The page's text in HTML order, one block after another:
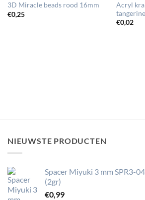
3D Miracle beads rood 16mm
€0,25
Acryl
tangerine
€0,02
NIEUWSTE PRODUCTEN
Spacer Miyuki 3 mm SPR3-
(2gr)
€0,99